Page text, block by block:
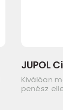
JUPOL
Kiválóan
penész